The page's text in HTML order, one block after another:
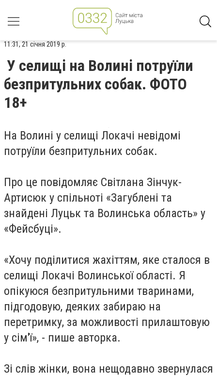
11:31, 21 січня 2019 р.
У селищі на Волині потруїли
безпритульних собак. ФОТО
18+
На Волині у селищі Локачі невідомі
потруїли безпритульних собак.
Про це повідомляє Світлана Зінчук-
Артисюк у спільноті «Загублені та
знайдені Луцьк та Волинська область» у
«Фейсбуці».
«Хочу поділитися жахіттям, яке сталося в
селищі Локачі Волинської області. Я
опікуюся безпритульними тваринами,
підгодовую, деяких забираю на
перетримку, за можливості прилаштовую
у сім'ї», - пише авторка.
Зі слів жінки, вона нещодавно звернулася